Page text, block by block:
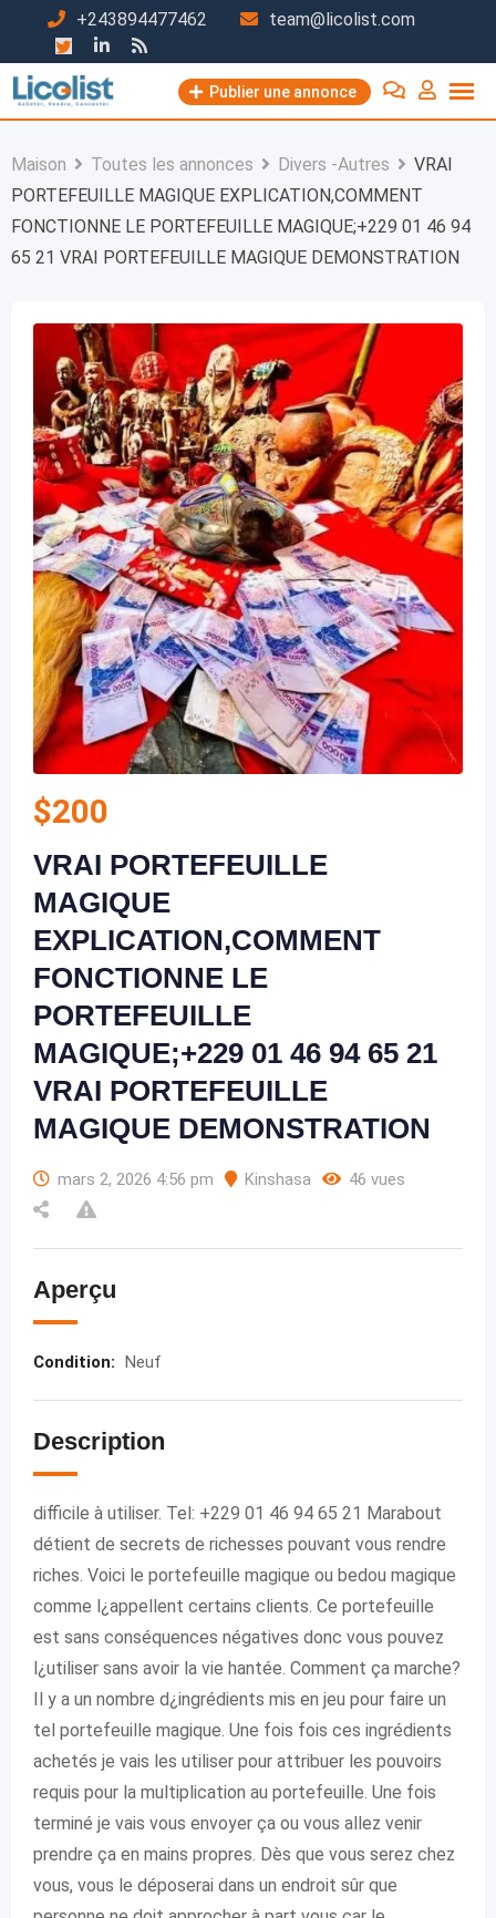
contenu
+243894477462 team@licolist.com
Publier une annonce
Maison Toutes les annonces Divers -Autres
VRAI
PORTEFEUILLE MAGIQUE EXPLICATION,COMMENT
FONCTIONNE LE PORTEFEUILLE MAGIQUE;+229 01 46 94
65 21 VRAI PORTEFEUILLE MAGIQUE DEMONSTRATION
$200
VRAI PORTEFEUILLE
MAGIQUE
EXPLICATION,COMMENT
FONCTIONNE LE
PORTEFEUILLE
MAGIQUE;+229 01 46 94 65 21
VRAI PORTEFEUILLE
MAGIQUE DEMONSTRATION
mars 2, 2026 4:56 pm Kinshasa 46 vues
Aperçu
Condition: Neuf
Description
difficile à utiliser. Tel: +229 01 46 94 65 21 Marabout
détient de secrets de richesses pouvant vous rendre
riches. Voici le portefeuille magique ou bedou magique
comme l¿appellent certains clients. Ce portefeuille
est sans conséquences négatives donc vous pouvez
l¿utiliser sans avoir la vie hantée. Comment ça marche?
Il y a un nombre d¿ingrédients mis en jeu pour faire un
tel portefeuille magique. Une fois fois ces ingrédients
achetés je vais les utiliser pour attribuer les pouvoirs
requis pour la multiplication au portefeuille. Une fois
terminé je vais vous envoyer ça ou vous allez venir
prendre ça en mains propres. Dès que vous serez chez
vous, vous le déposerai dans un endroit sûr que